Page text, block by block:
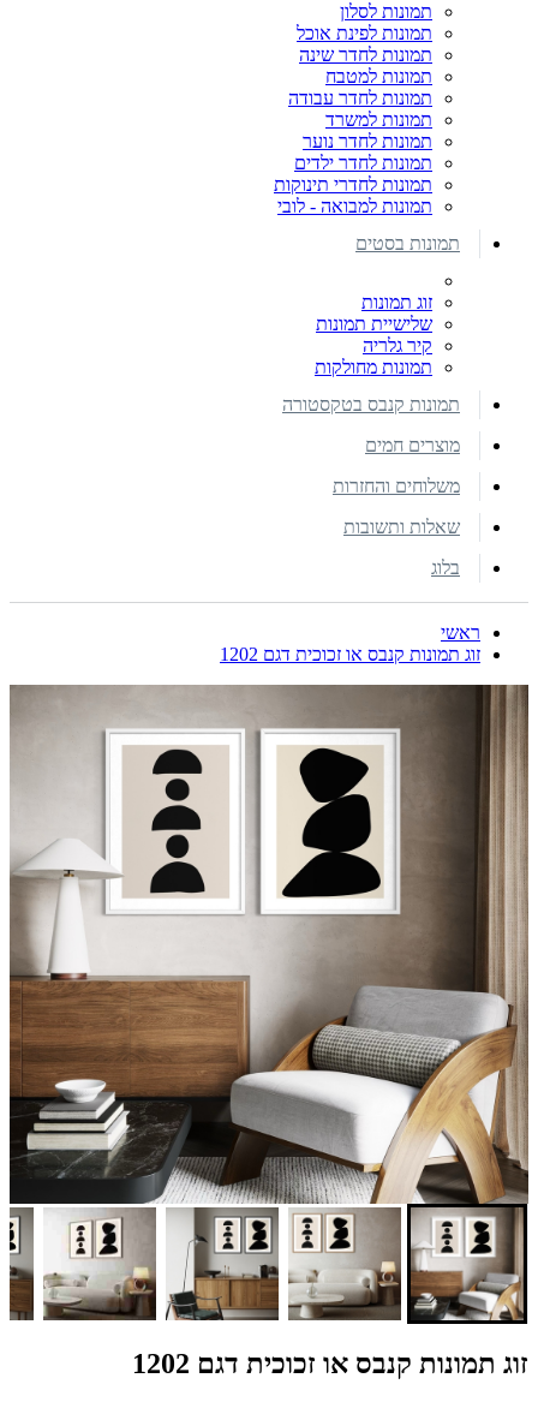
תמונות לסלון
תמונות לפינת אוכל
תמונות לחדר שינה
תמונות למטבח
תמונות לחדר עבודה
תמונות למשרד
תמונות לחדר נוער
תמונות לחדר ילדים
תמונות לחדרי תינוקות
תמונות למבואה - לובי
תמונות בסטים
זוג תמונות
שלישיית תמונות
קיר גלריה
תמונות מחולקות
תמונות קנבס בטקסטורה
מוצרים חמים
משלוחים והחזרות
שאלות ותשובות
בלוג
ראשי
זוג תמונות קנבס או זכוכית דגם 1202
זוג תמונות קנבס או זכוכית דגם 1202